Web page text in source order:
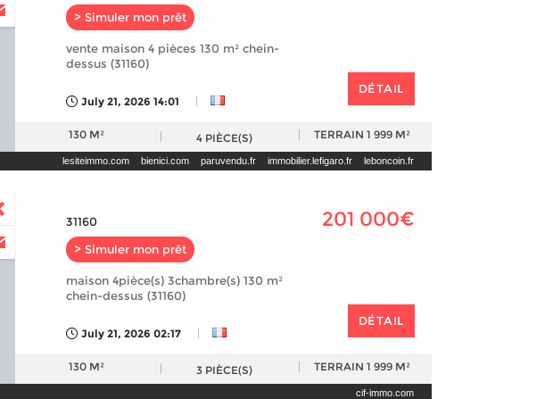
> Simuler mon prêt
vente maison 4 pièces 130 m² chein-
dessus (31160)
July 21, 2026 14:01 |
DÉTAIL
130 M² 4 PIÈCE(S) TERRAIN 1 999 M²
lesiteimmo.com bienici.com paruvendu.fr immobilier.lefigaro.fr leboncoin.fr
31160
> Simuler mon prêt
201 000€
maison 4pièce(s) 3chambre(s) 130 m²
chein-dessus (31160)
July 21, 2026 02:17 |
DÉTAIL
130 M² 3 PIÈCE(S) TERRAIN 1 999 M²
cif-immo.com